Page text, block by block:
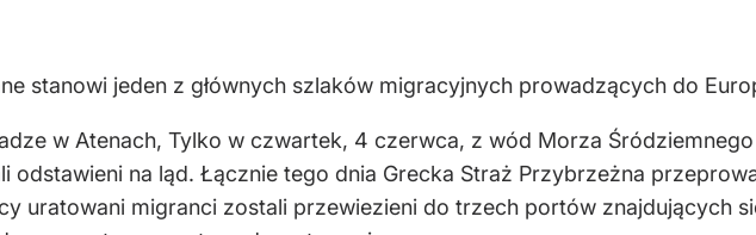
stanowi jeden z głównych szlaków migracyjnych prowadzących do
w Atenach, Tylko w czwartek, 4 czerwca, z wód Morza
odstawieni na ląd. Łącznie tego dnia Grecka Straż Przybrzeżna
uratowani migranci zostali przewiezieni do trzech portów znajdujących